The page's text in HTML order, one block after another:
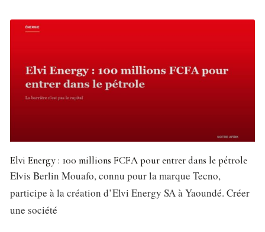
Elvi Energy : 100 millions FCFA pour entrer dans le pétrole
Elvis Berlin Mouafo, connu pour la marque Tecno,
participe à la création d’Elvi Energy SA à Yaoundé. Créer
une société